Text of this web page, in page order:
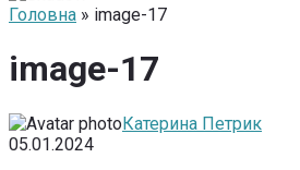
Головна » image-17
image-17
Катерина Петрик
05.01.2024